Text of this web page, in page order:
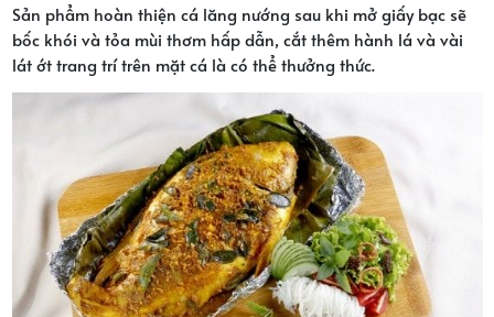
Sản phẩm hoàn thiện cá lăng nướng sau khi mở giấy bạc sẽ
bốc khói và tỏa mùi thơm hấp dẫn, cắt thêm hành lá và vài
lát ớt trang trí trên mặt cá là có thể thưởng thức.